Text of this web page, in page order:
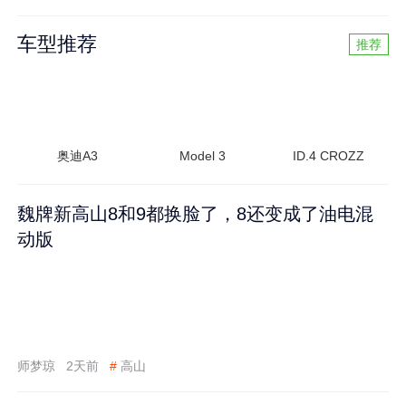
车型推荐 推荐
奥迪A3 Model 3 ID.4 CROZZ
魏牌新高山8和9都换脸了，8还变成了油电混
动版
师梦琼 2天前 # 高山